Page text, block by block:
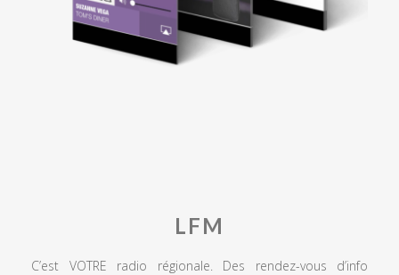
LFM
C’est VOTRE radio régionale. Des rendez-vous d’info